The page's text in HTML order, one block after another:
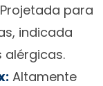
Projetada para
indicada
Altamente